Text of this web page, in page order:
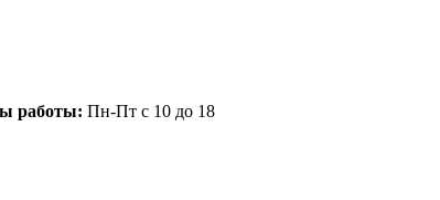
работы: Пн-Пт с 10 до 18